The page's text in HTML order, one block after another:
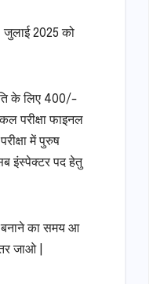
जुलाई 2025 को
के लिए 400/-
परीक्षा फाइनल
में पुरुष
इंस्पेक्टर पद हेतु
बनाने का समय आ
जाओ |